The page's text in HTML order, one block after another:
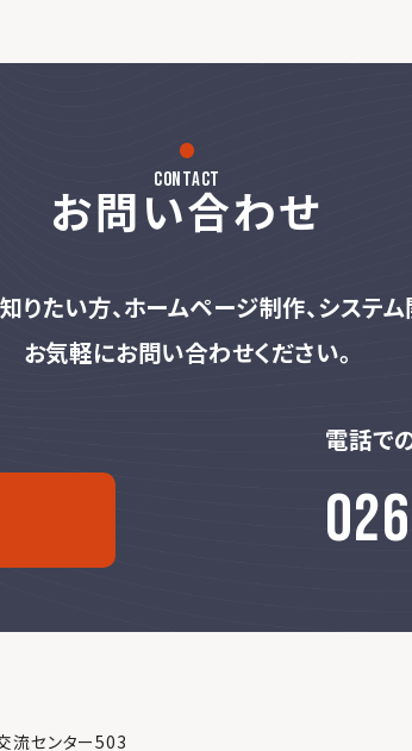
contact
お問い合わせ
りたい方、ホームページ制作、システ
お気軽にお問い合わせください。
電話で
流センター503